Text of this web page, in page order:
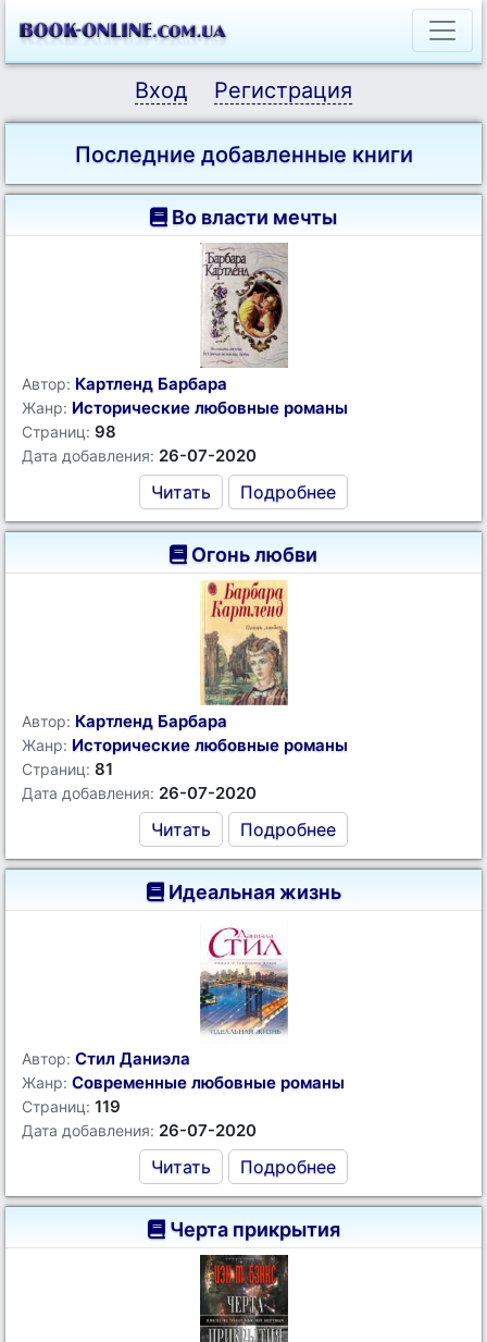
Вход Регистрация
Последние добавленные книги
Во власти мечты
Автор: Картленд Барбара
Жанр: Исторические любовные романы
Страниц: 98
Дата добавления: 26-07-2020
Читать Подробнее
Огонь любви
Автор: Картленд Барбара
Жанр: Исторические любовные романы
Страниц: 81
Дата добавления: 26-07-2020
Читать Подробнее
Идеальная жизнь
Автор: Стил Даниэла
Жанр: Современные любовные романы
Страниц: 119
Дата добавления: 26-07-2020
Читать Подробнее
Черта прикрытия